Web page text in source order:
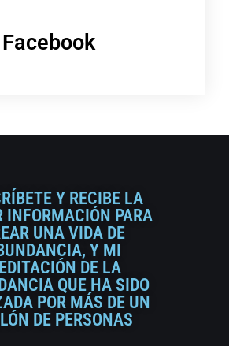
Facebook
Y RECIBE LA
INFORMACIÓN PARA
UNA VIDA DE
Y MI
DE LA
QUE HA SIDO
POR MÁS DE UN
DE PERSONAS